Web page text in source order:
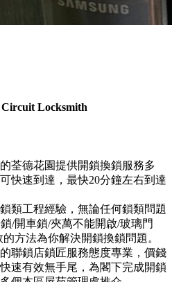
Locksmith
荃德花園提供開鎖換鎖服務多
快速到達，最快20分鐘左右到達
類工程經驗，無論任何鎖類問題
/開車鎖/夾萬不能開啟/玻璃門
方法為你解決開鎖換鎖問題。
聯鎖店鎖匠服務態度專業，價錢
速有效無手尾，為閣下完成開鎖